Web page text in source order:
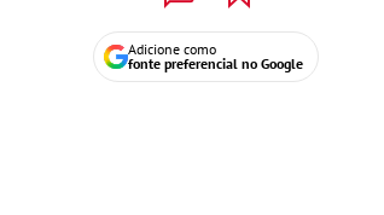
Adicione como
fonte preferencial no Google